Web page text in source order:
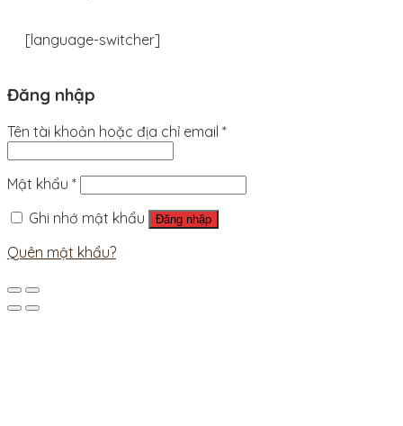
[language-switcher]
Đăng nhập
Tên tài khoản hoặc địa chỉ email *
Mật khẩu *
Ghi nhớ mật khẩu
Đăng nhập
Quên mật khẩu?